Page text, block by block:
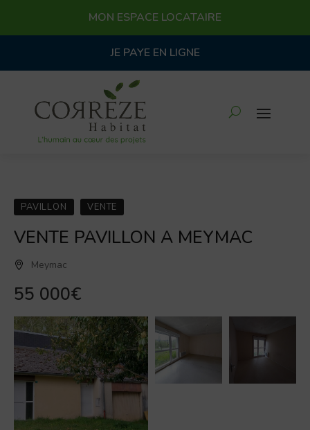
MON ESPACE LOCATAIRE
JE PAYE EN LIGNE
PAVILLON VENTE
VENTE PAVILLON A MEYMAC
Meymac
55 000€